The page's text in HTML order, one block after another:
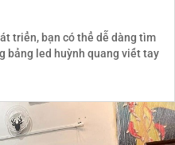
triển, bạn có thể dễ dàng tìm
bảng led huỳnh quang viết tay